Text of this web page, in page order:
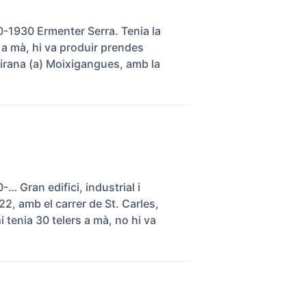
1930 Ermenter Serra. Tenia la
mà, hi va produir prendes
(a) Moixigangues, amb la
… Gran edifici, industrial i
amb el carrer de St. Carles,
30 telers a mà, no hi va